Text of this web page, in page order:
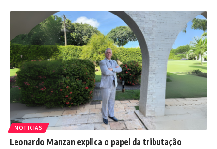
NOTICIAS
Leonardo Manzan explica o papel da tributação